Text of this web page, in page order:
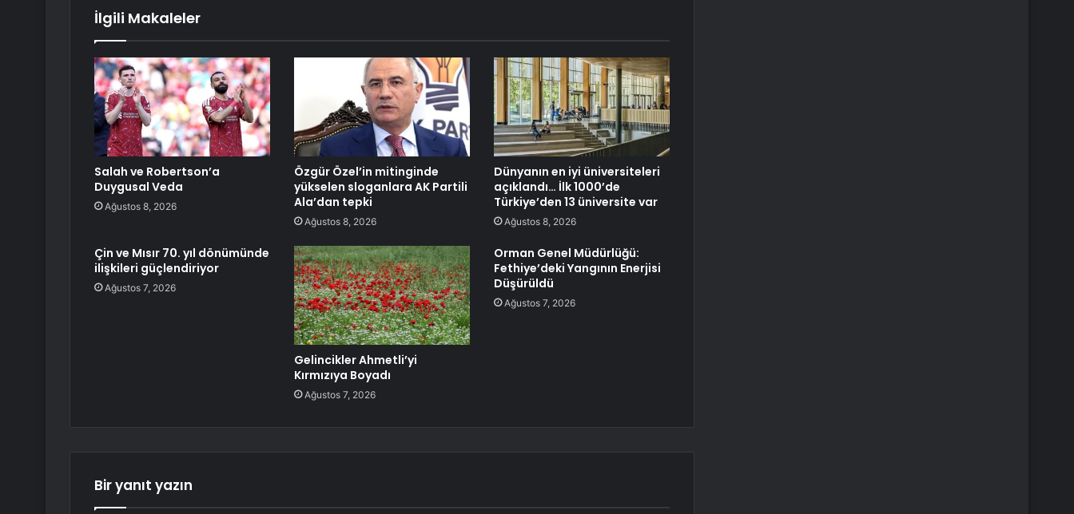
İlgili Makaleler
Salah ve Robertson’a
Duygusal Veda
Ağustos 8, 2026
Özgür Özel’in mitinginde
yükselen sloganlara AK Partili
Ala’dan tepki
Ağustos 8, 2026
Dünyanın en iyi üniversiteleri
açıklandı… İlk 1000’de
Türkiye’den 13 üniversite var
Ağustos 8, 2026
Çin ve Mısır 70. yıl dönümünde
ilişkileri güçlendiriyor
Ağustos 7, 2026
Gelincikler Ahmetli’yi
Kırmızıya Boyadı
Ağustos 7, 2026
Orman Genel Müdürlüğü:
Fethiye’deki Yangının Enerjisi
Düşürüldü
Ağustos 7, 2026
Bir yanıt yazın